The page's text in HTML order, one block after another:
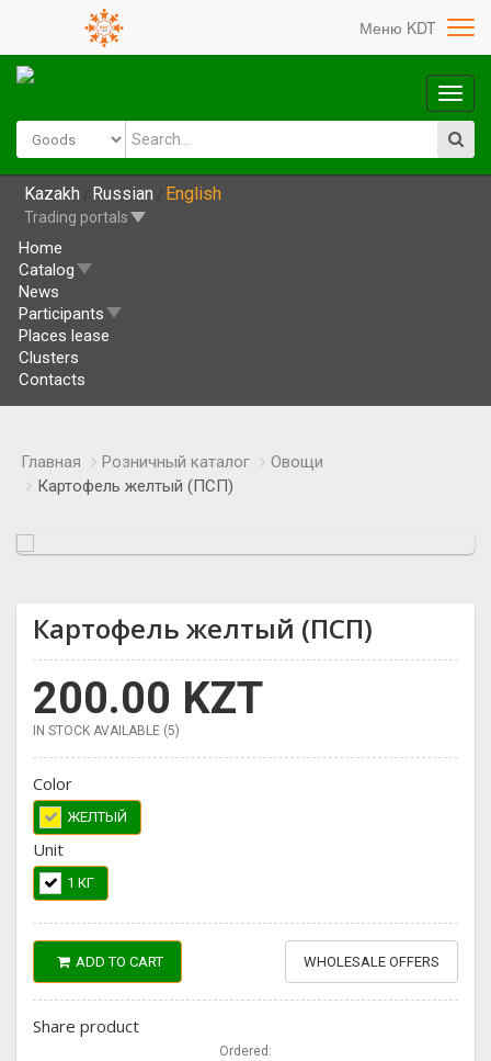
Меню KDT
меню
Kazakh / Russian / English
Trading portals
Home
Catalog
News
Participants
Places lease
Clusters
Contacts
Главная Розничный каталог
Овощи
Картофель желтый (ПСП)
Картофель желтый (ПСП)
200.00 KZT
IN STOCK AVAILABLE (5)
Color
ЖЕЛТЫЙ
Unit
1 КГ
ADD TO CART WHOLESALE OFFERS
Share product
Ordered: